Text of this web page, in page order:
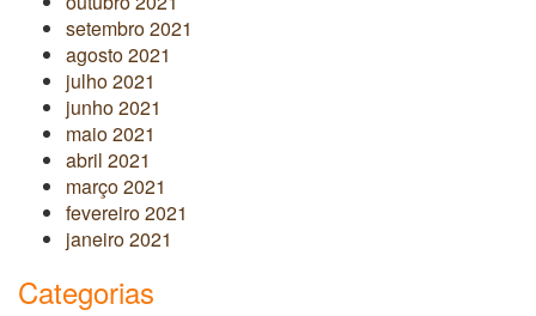
setembro 2021
agosto 2021
julho 2021
junho 2021
maio 2021
abril 2021
março 2021
fevereiro 2021
janeiro 2021
Categorias